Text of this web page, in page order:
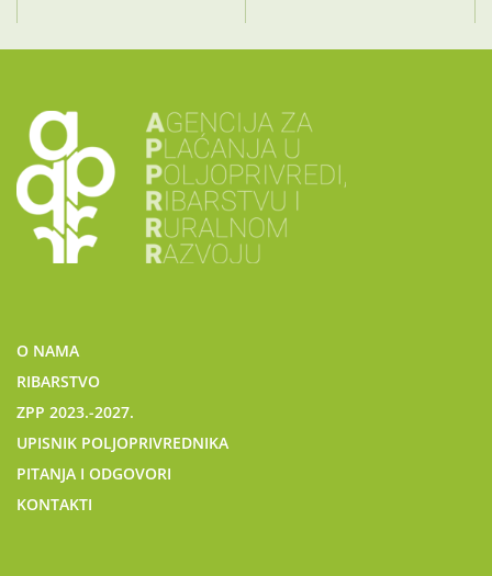
O NAMA
RIBARSTVO
ZPP 2023.-2027.
UPISNIK POLJOPRIVREDNIKA
PITANJA I ODGOVORI
KONTAKTI